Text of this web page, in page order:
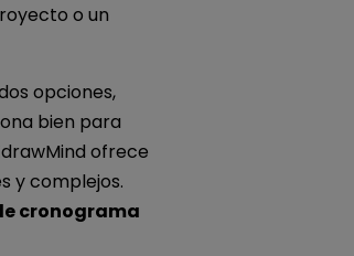
o un
opciones,
bien para
ofrece
y complejos.
cronograma